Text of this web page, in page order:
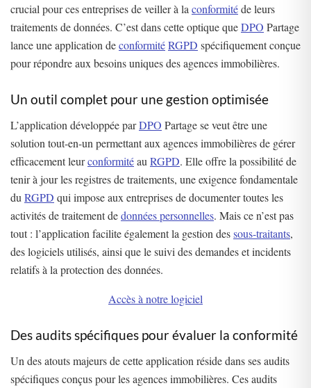
crucial pour ces entreprises de veiller à la conformitéde leurs
traitements de données. C’est dans cette optique queDPO Partage
lance une application deconformitéRGPD spécifiquement conçue
pour répondre aux besoins uniques des agences immobilières.
Un outil complet pour une gestion optimisée
L’application développée parDPO Partage se veut être une
solution tout-en-un permettant aux agences immobilières de gérer
efficacement leurconformitéau RGPD. Elle offre la possibilité de
tenir à jour les registres de traitements, une exigence fondamentale
du RGPD qui impose aux entreprises de documenter toutes les
activités de traitement dedonnées personnelles. Mais ce n’est pas
tout : l’application facilite également la gestion dessous-traitants,
des logiciels utilisés, ainsi que le suivi des demandes et incidents
relatifs à la protection des données.
Accès à notre logiciel
Des audits spécifiques pour évaluer la conformité
Un des atouts majeurs de cette application réside dans ses audits
spécifiques conçus pour les agences immobilières. Ces audits